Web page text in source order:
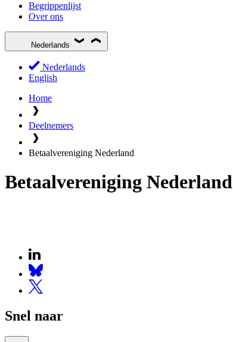
Begrippenlijst
Over ons
Nederlands
Nederlands
English
Home
Deelnemers
Betaalvereniging Nederland
Betaalvereniging Nederland
Snel naar